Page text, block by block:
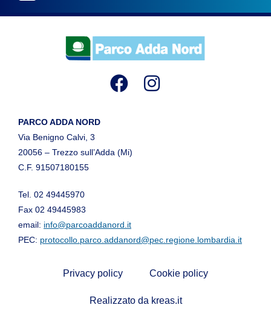
PARCO ADDA NORD
Via Benigno Calvi, 3
20056 – Trezzo sull’Adda (Mi)
C.F. 91507180155
Tel. 02 49445970
Fax 02 49445983
email: info@parcoaddanord.it
PEC: protocollo.parco.addanord@pec.regione.lombardia.it
Privacy policy Cookie policy
Realizzato da kreas.it